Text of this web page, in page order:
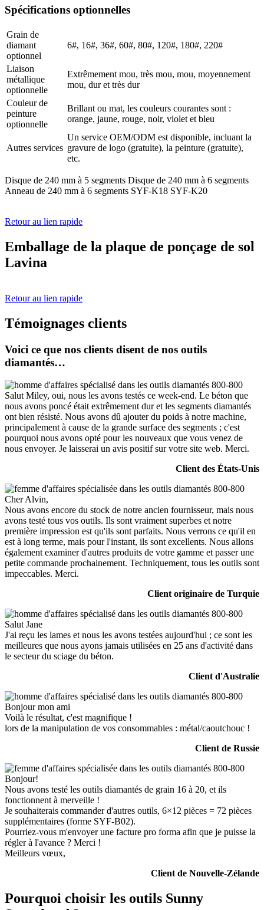
Spécifications optionnelles
Grain de
diamant
optionnel
6#, 16#, 36#, 60#, 80#, 120#, 180#, 220#
Liaison
métallique
optionnelle
Extrêmement mou, très mou, mou, moyennement
mou, dur et très dur
Couleur de
peinture
optionnelle
Brillant ou mat, les couleurs courantes sont :
orange, jaune, rouge, noir, violet et bleu
Autres services
Un service OEM/ODM est disponible, incluant la
gravure de logo (gratuite), la peinture (gratuite),
etc.
Disque de 240 mm à 5 segments Disque de 240 mm à 6 segments
Anneau de 240 mm à 6 segments SYF-K18 SYF-K20
Retour au lien rapide
Emballage de la plaque de ponçage de sol
Lavina
Retour au lien rapide
Témoignages clients
Voici ce que nos clients disent de nos outils
diamantés…
Salut Miley, oui, nous les avons testés ce week-end. Le béton que
nous avons poncé était extrêmement dur et les segments diamantés
ont bien résisté. Nous avons dû ajouter du poids à notre machine,
principalement à cause de la grande surface des segments ; c'est
pourquoi nous avons opté pour les nouveaux que vous venez de
nous envoyer. Je laisserai un avis positif sur votre site web. Merci.
Client des États-Unis
Cher Alvin,
Nous avons encore du stock de notre ancien fournisseur, mais nous
avons testé tous vos outils. Ils sont vraiment superbes et notre
première impression est qu'ils sont parfaits. Nous verrons ce qu'il en
est à long terme, mais pour l'instant, ils sont excellents. Nous allons
également examiner d'autres produits de votre gamme et passer une
petite commande prochainement. Techniquement, tous les outils sont
impeccables. Merci.
Client originaire de Turquie
Salut Jane
J'ai reçu les lames et nous les avons testées aujourd'hui ; ce sont les
meilleures que nous ayons jamais utilisées en 25 ans d'activité dans
le secteur du sciage du béton.
Client d'Australie
Bonjour mon ami
Voilà le résultat, c'est magnifique !
lors de la manipulation de vos consommables : métal/caoutchouc !
Client de Russie
Bonjour!
Nous avons testé les outils diamantés de grain 16 à 20, et ils
fonctionnent à merveille !
Je souhaiterais commander d'autres outils, 6×12 pièces = 72 pièces
supplémentaires (forme SYF-B02).
Pourriez-vous m'envoyer une facture pro forma afin que je puisse la
régler à l'avance ? Merci !
Meilleurs vœux,
Client de Nouvelle-Zélande
Pourquoi choisir les outils Sunny